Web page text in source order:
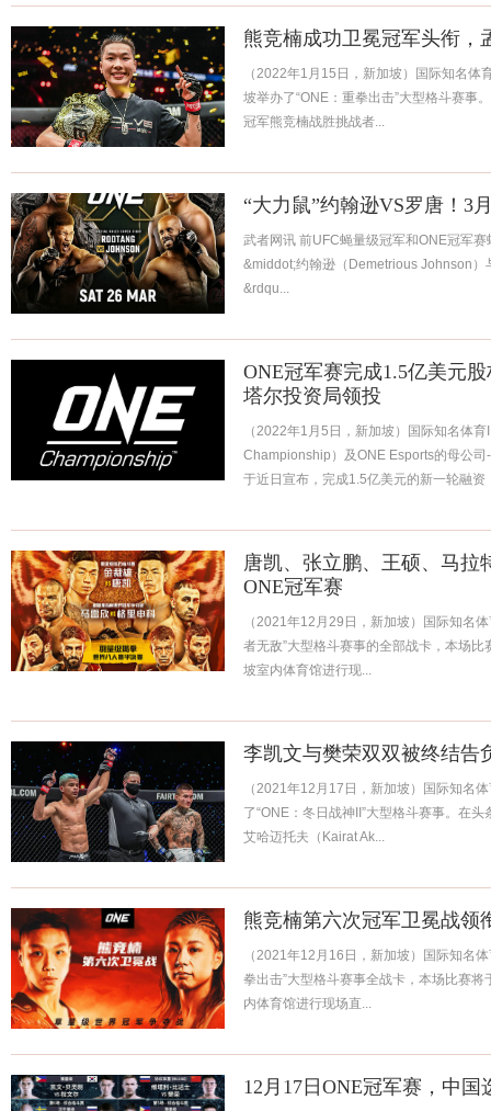
熊竞楠成功卫冕冠军头衔，
（2022年1月15日，新加坡）国际知名
坡举办了“ONE：重拳出击”大型格斗赛事
冠军熊竞楠战胜挑战者...
“大力鼠”约翰逊VS罗唐！3
武者网讯 前UFC蝇量级冠军和ONE冠军赛
&middot;约翰逊（Demetrious Johnson）
&rdqu...
ONE冠军赛完成1.5亿美元
塔尔投资局领投
（2022年1月5日，新加坡）国际知名体
Championship）及ONE Esports的母公
于近日宣布，完成1.5亿美元的新一轮融资
唐凯、张立鹏、王硕、马拉
ONE冠军赛
（2021年12月29日，新加坡）国际知名
者无敌”大型格斗赛事的全部战卡，本场
坡室内体育馆进行现...
李凯文与樊荣双双被终结告
（2021年12月17日，新加坡）国际知名
了“ONE：冬日战神II”大型格斗赛事。在
艾哈迈托夫（Kairat Ak...
熊竞楠第六次冠军卫冕战领
（2021年12月16日，新加坡）国际知名
拳出击”大型格斗赛事全战卡，本场比赛
内体育馆进行现场直...
12月17日ONE冠军赛，中